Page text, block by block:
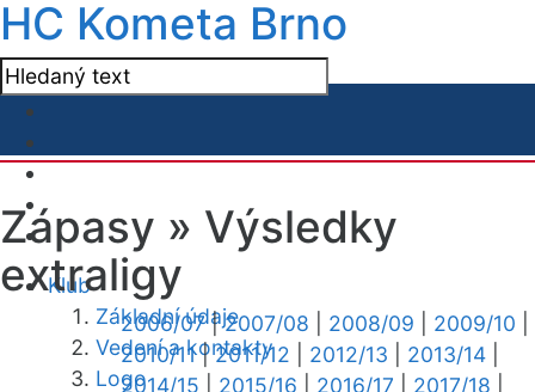
HC Kometa Brno
Klub
Základní údaje
Vedení a kontakty
Logo
Zápasy » Výsledky
extraligy
2006/07|2007/08 2008/09 2009/10
2010/11|2011/12 2012/13 2013/14
2014/15
2015/16 2016/17 2017/18